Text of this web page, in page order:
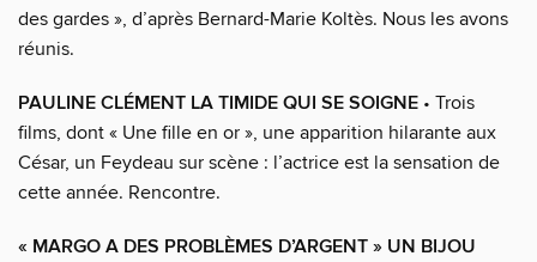
des gardes », d’après Bernard-Marie Koltès. Nous les avons
réunis.
PAULINE CLÉMENT LA TIMIDE QUI SE SOIGNE • Trois
films, dont « Une fille en or », une apparition hilarante aux
César, un Feydeau sur scène : l’actrice est la sensation de
cette année. Rencontre.
« MARGO A DES PROBLÈMES D’ARGENT » UN BIJOU